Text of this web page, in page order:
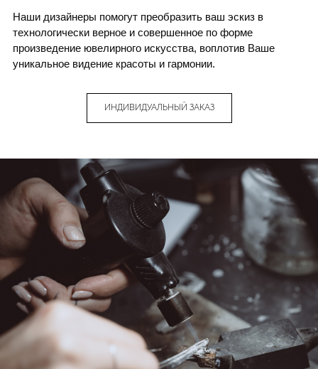
Наши дизайнеры помогут преобразить ваш эскиз в
технологически верное и совершенное по форме
произведение ювелирного искусства, воплотив Ваше
уникальное видение красоты и гармонии.
ИНДИВИДУАЛЬНЫЙ ЗАКАЗ